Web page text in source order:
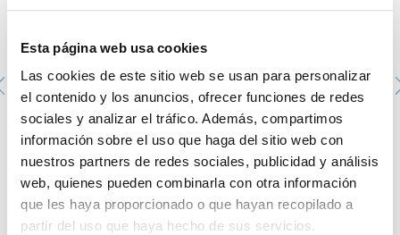
Esta página web usa cookies
Las cookies de este sitio web se usan para personalizar
el contenido y los anuncios, ofrecer funciones de redes
sociales y analizar el tráfico. Además, compartimos
información sobre el uso que haga del sitio web con
nuestros partners de redes sociales, publicidad y análisis
web, quienes pueden combinarla con otra información
que les haya proporcionado o que hayan recopilado a
partir del uso que haya hecho de sus servicios.
Fundas Uniones Conicas 29/32 PTFE Kartel
425-001041
Envase: x 10 u.
Disponibilidad:Ver stock
Mi precio
Comprar